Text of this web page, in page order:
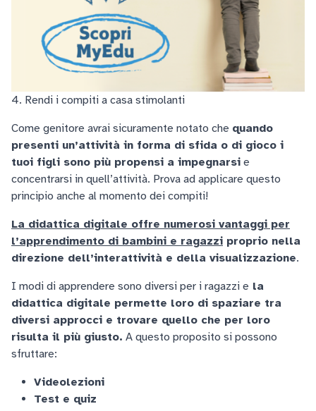
4. Rendi i compiti a casa stimolanti
Come genitore avrai sicuramente notato che quando
presenti un’attività in forma di sfida o di gioco i
tuoi figli sono più propensi a impegnarsi e
concentrarsi in quell’attività. Prova ad applicare questo
principio anche al momento dei compiti!
La didattica digitale offre numerosi vantaggi per
l’apprendimento di bambini e ragazzi proprio nella
direzione dell’interattività e della visualizzazione.
I modi di apprendere sono diversi per i ragazzi e la
didattica digitale permette loro di spaziare tra
diversi approcci e trovare quello che per loro
risulta il più giusto. A questo proposito si possono
sfruttare:
Videolezioni
Test e quiz